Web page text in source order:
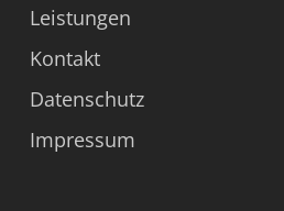
Leistungen
Kontakt
Datenschutz
Impressum